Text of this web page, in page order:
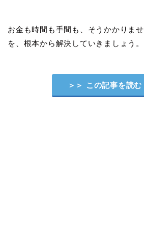
お金も時間も手間も、そうかかりま
を、根本から解決していきましょう。
＞＞ この記事を読む